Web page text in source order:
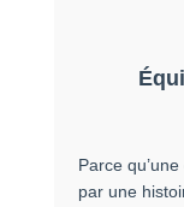
Parce
par une